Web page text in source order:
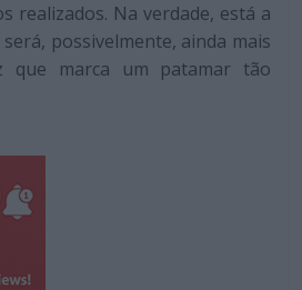
realizados. Na verdade, está a
possivelmente, ainda mais
que marca um patamar tão